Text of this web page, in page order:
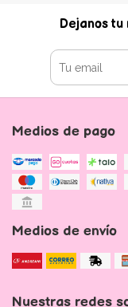
Dejanos
Medios de pago
Medios de envío
Nuestras redes